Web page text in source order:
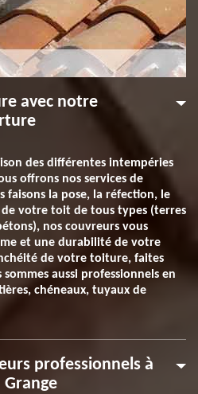
avec notre
des différentes intempéries
offrons nos services de
la pose, la réfection, le
votre toit de tous types (terres
nos couvreurs vous
et une durabilité de votre
de votre toiture, faites
aussi professionnels en
chéneaux, tuyaux de
professionnels à
Grange